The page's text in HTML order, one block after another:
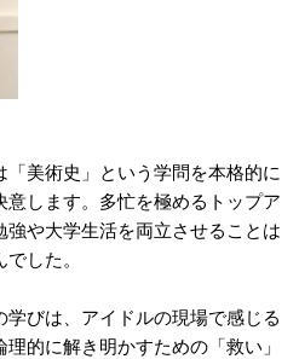
美術史」という学問を本格的に
します。多忙を極めるトップア
や大学生活を両立させることは
した。
学びは、アイドルの現場で感じる
的に解き明かすための「救い」